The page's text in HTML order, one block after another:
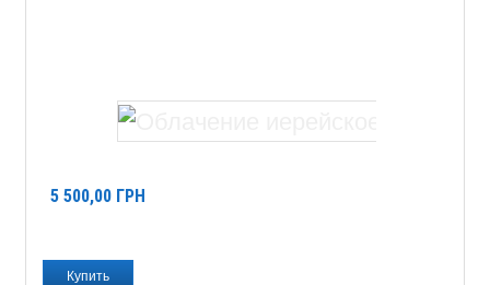
5 500,00 ГРН